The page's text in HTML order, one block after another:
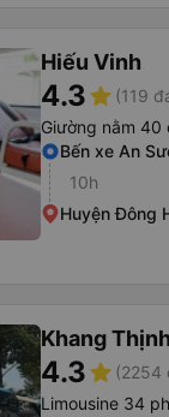
Hiếu Vinh
4.3star (119
Giường nằm 40
Bến xe An
10h
Huyện Đông
Khang Thịnh
4.3star (2254
Limousine 34